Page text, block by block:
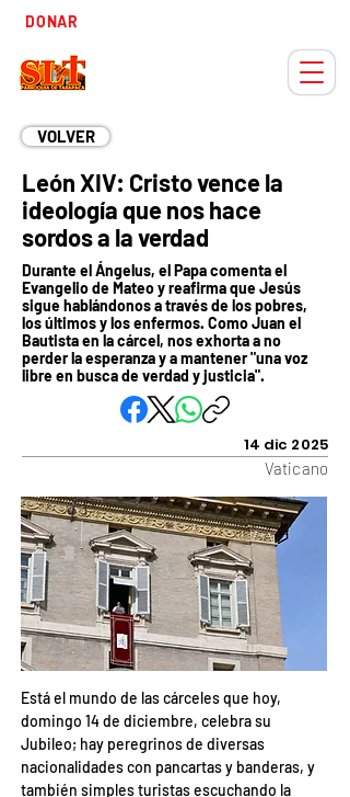
DONAR
VOLVER
León XIV: Cristo vence la
ideología que nos hace
sordos a la verdad
Durante el Ángelus, el Papa comenta el
Evangelio de Mateo y reafirma que Jesús
sigue hablándonos a través de los pobres,
los últimos y los enfermos. Como Juan el
Bautista en la cárcel, nos exhorta a no
perder la esperanza y a mantener "una voz
libre en busca de verdad y justicia".
14 dic 2025
Vaticano
Está el mundo de las cárceles que hoy,
domingo 14 de diciembre, celebra su
Jubileo; hay peregrinos de diversas
nacionalidades con pancartas y banderas, y
también simples turistas escuchando la